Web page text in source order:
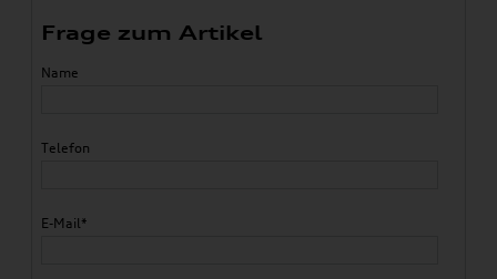
Frage zum Artikel
Name
Telefon
E-Mail*